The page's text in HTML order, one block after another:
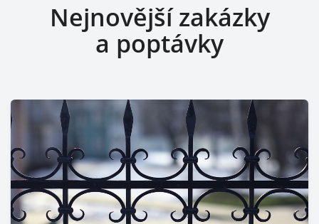
Nejnovější zakázky
a poptávky